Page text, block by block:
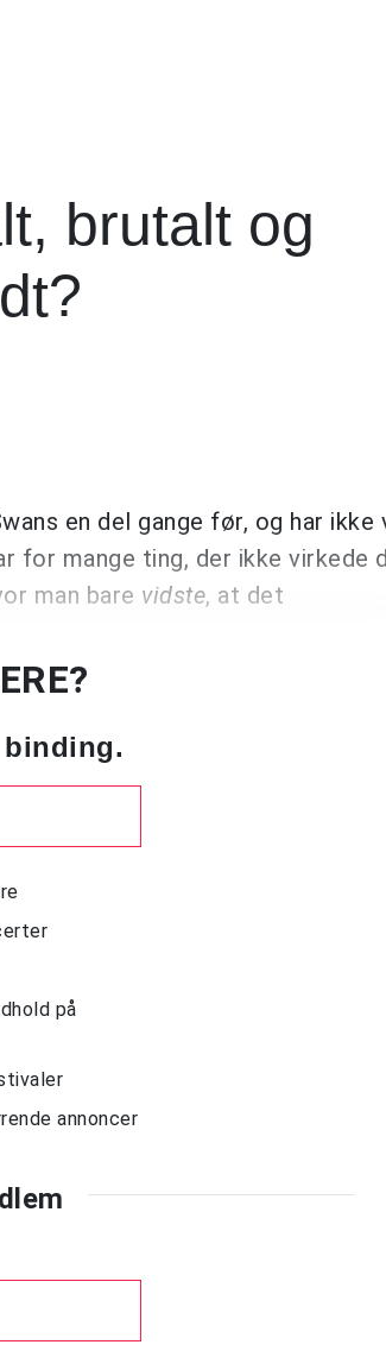
brutalt og
en del gange før, og har ikke
for mange ting, der ikke virkede
man bare vidste, at det
binding.
på
annoncer